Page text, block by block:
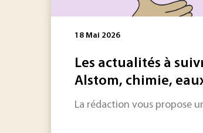
18 Mai 2026
Les actualités à
Alstom, chimie,
La rédaction vous propose